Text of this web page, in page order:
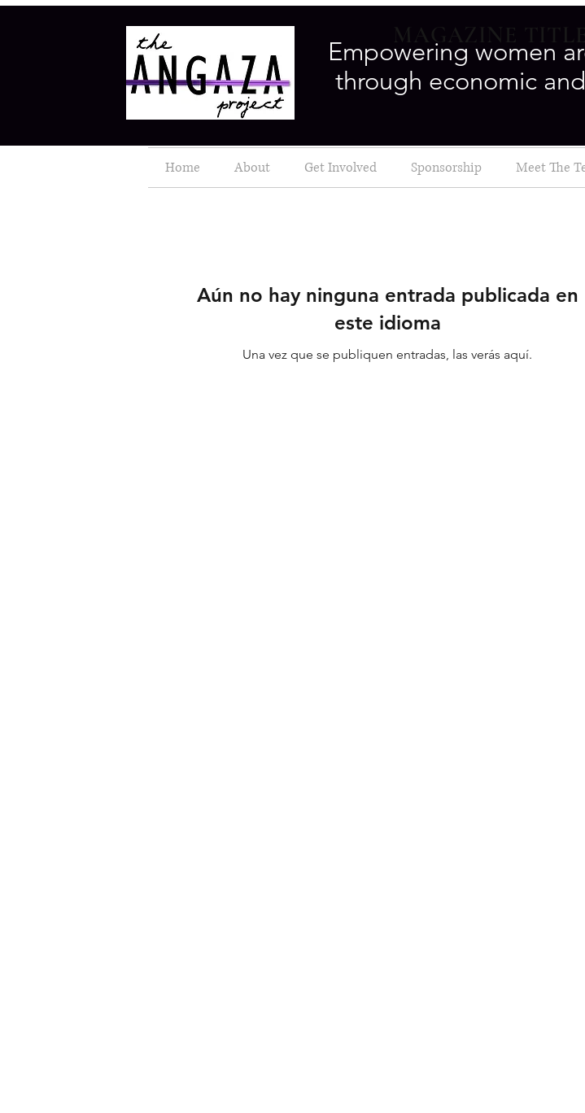
MAGAZINE TITLE
Empowering women
through economic
Home About Get Involved Sponsorship Meet The
Aún no hay ninguna entrada publicada en
este idioma
Una vez que se publiquen entradas, las verás aquí.